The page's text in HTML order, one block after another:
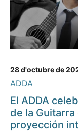
28 d'octubre de
ADDA
El ADDA
de la
proyección